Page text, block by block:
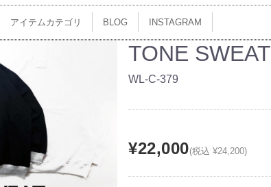
アイテムカテゴリ BLOG INSTAGRAM
TONE SWEAT
WL-C-379
¥22,000(税込 ¥24,200)